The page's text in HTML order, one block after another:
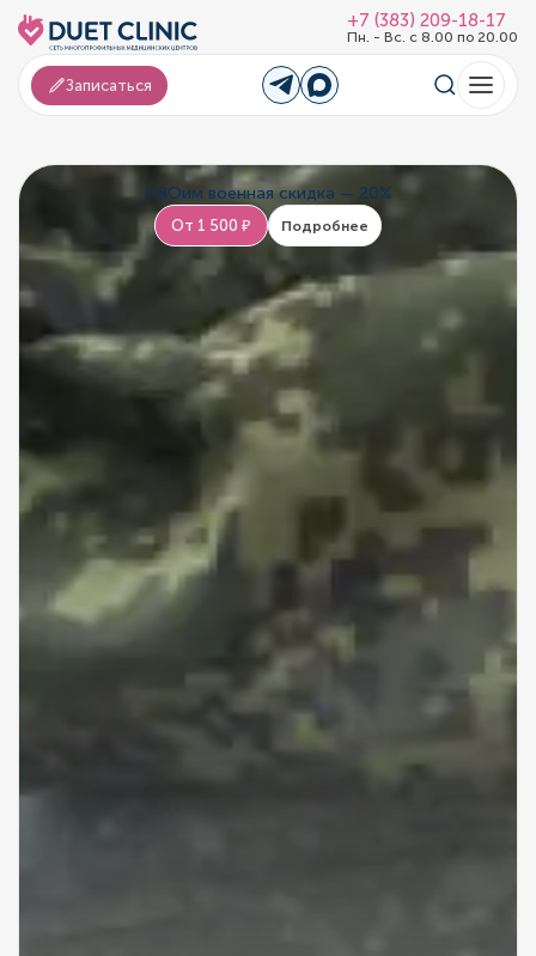
+7 (383) 209-18-17
Пн. - Вс. с 8.00 по 20.00
Записаться
СВОим военная скидка — 20%
От 1 500 ₽ Подробнее